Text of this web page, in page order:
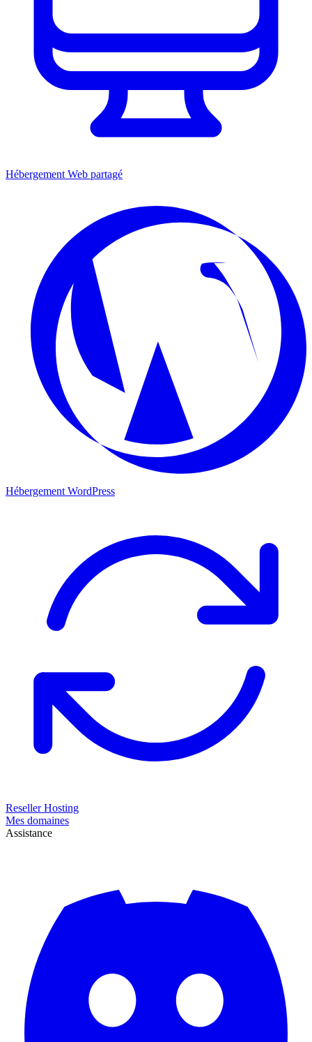
Hébergement Web partagé
Hébergement WordPress
Reseller Hosting
Mes domaines
Assistance